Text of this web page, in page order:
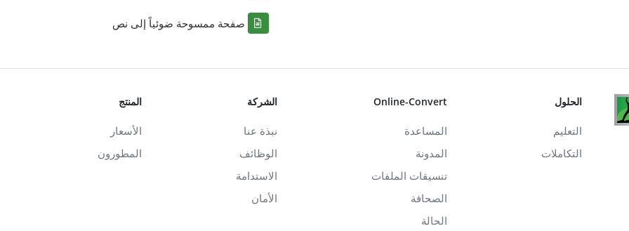
صفحة ممسوحة ضوئياً إلى نص
الحلول
التعليم
التكاملات
Online-Convert
المساعدة
المدونة
تنسيقات الملفات
الصحافة
الحالة
الشركة
نبذة عنا
الوظائف
الاستدامة
الأمان
المنتج
الأسعار
المطورون